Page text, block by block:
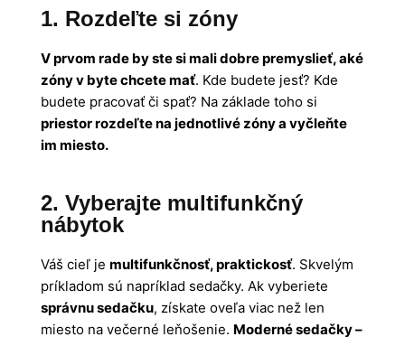
1. Rozdeľte si zóny
V prvom rade by ste si mali dobre premyslieť, aké
zóny v byte chcete mať. Kde budete jesť? Kde
budete pracovať či spať? Na základe toho si
priestor rozdeľte na jednotlivé zóny a vyčleňte
im miesto.
2. Vyberajte multifunkčný
nábytok
Váš cieľ je multifunkčnosť, praktickosť. Skvelým
príkladom sú napríklad sedačky. Ak vyberiete
správnu sedačku, získate oveľa viac než len
miesto na večerné leňošenie. Moderné sedačky –